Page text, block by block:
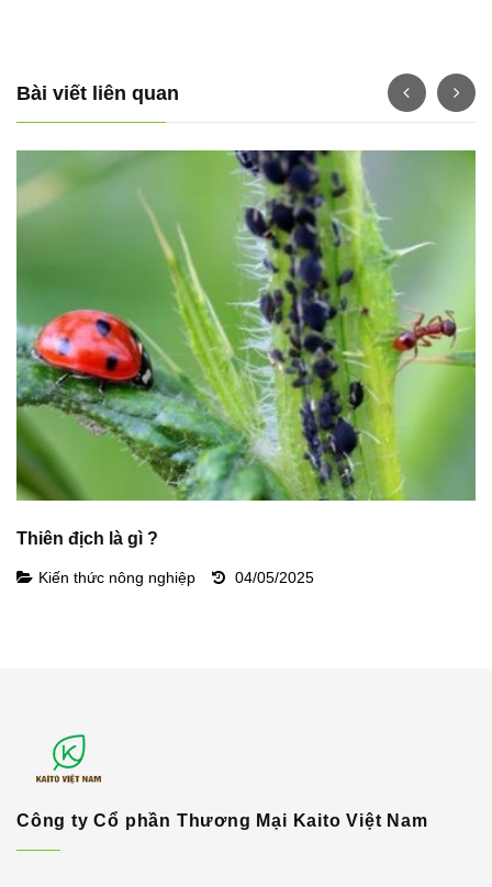
Bài viết liên quan
Thiên địch là gì ?
Kiến thức nông nghiệp 04/05/2025
Công ty Cổ phần Thương Mại Kaito Việt Nam